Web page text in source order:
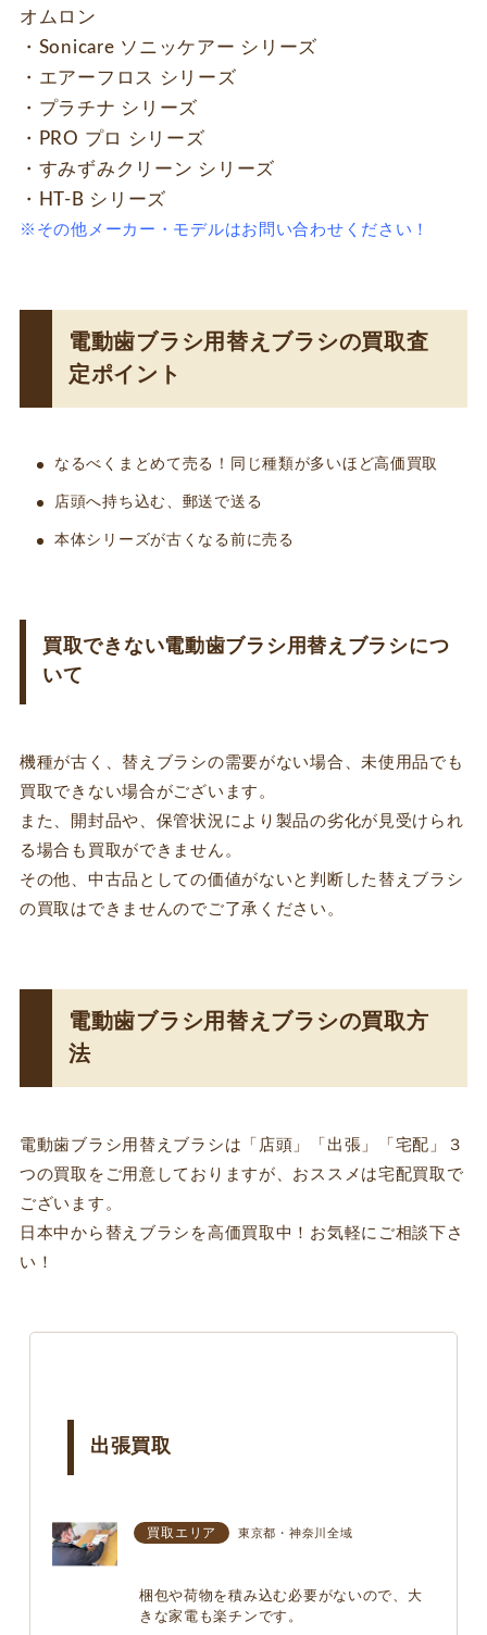
オムロン
・Sonicare ソニッケアー シリーズ
・エアーフロス シリーズ
・プラチナ シリーズ
・PRO プロ シリーズ
・すみずみクリーン シリーズ
・HT-B シリーズ
※その他メーカー・モデルはお問い合わせください！
電動歯ブラシ用替えブラシの買取査
定ポイント
なるべくまとめて売る！同じ種類が多いほど高価買取
店頭へ持ち込む、郵送で送る
本体シリーズが古くなる前に売る
買取できない電動歯ブラシ用替えブラシにつ
いて
機種が古く、替えブラシの需要がない場合、未使用品でも
買取できない場合がございます。
また、開封品や、保管状況により製品の劣化が見受けられ
る場合も買取ができません。
その他、中古品としての価値がないと判断した替えブラシ
の買取はできませんのでご了承ください。
電動歯ブラシ用替えブラシの買取方
法
電動歯ブラシ用替えブラシは「店頭」「出張」「宅配」３
つの買取をご用意しておりますが、おススメは宅配買取で
ございます。
日本中から替えブラシを高価買取中！お気軽にご相談下さ
い！
出張買取
買取エリア 東京都・神奈川全域
梱包や荷物を積み込む必要がないので、大
きな家電も楽チンです。